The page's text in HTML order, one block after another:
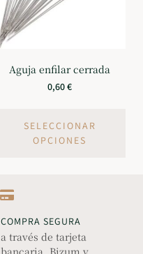
Aguja enfilar cerrada
0,60€
SELECCIONAR
OPCIONES
COMPRA SEGURA
a través de tarjeta
bancaria, Bizum y